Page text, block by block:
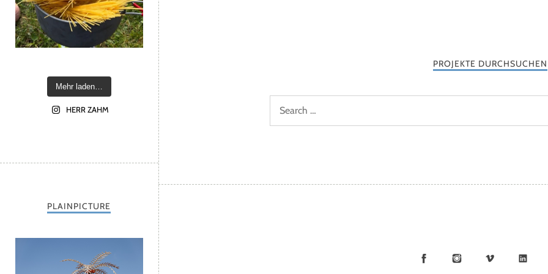
Mehr laden…
HERR ZAHM
PLAINPICTURE
PROJEKTE DURCHSUCHEN